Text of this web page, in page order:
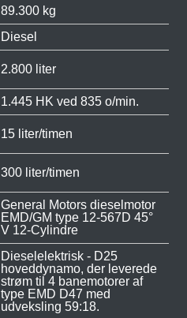
89.300 kg
Diesel
2.800 liter
1.445 HK ved 835 o/min.
15 liter/timen
300 liter/timen
General Motors dieselmotor
EMD/GM type 12-567D 45°
V 12-Cylindre
Dieselelektrisk - D25
hoveddynamo, der leverede
strøm til 4 banemotorer af
type EMD D47 med
udveksling 59:18.